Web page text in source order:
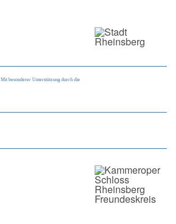
Mit besonderer Unterstützung durch die